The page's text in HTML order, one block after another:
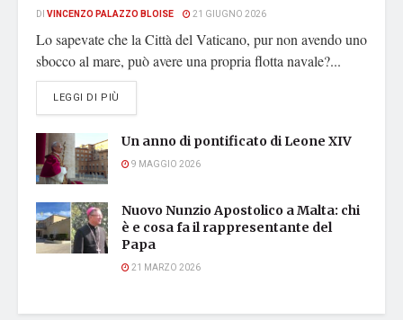
DI VINCENZO PALAZZO BLOISE 21 GIUGNO 2026
Lo sapevate che la Città del Vaticano, pur non avendo uno
sbocco al mare, può avere una propria flotta navale?...
LEGGI DI PIÙ
Un anno di pontificato di Leone XIV
9 MAGGIO 2026
Nuovo Nunzio Apostolico a Malta: chi
è e cosa fa il rappresentante del
Papa
21 MARZO 2026